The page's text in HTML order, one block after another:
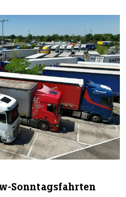
Sonntagsfahrten